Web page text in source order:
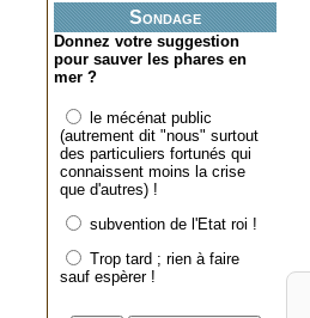
Sondage
Donnez votre suggestion
pour sauver les phares en
mer ?
le mécénat public
(autrement dit "nous" surtout
des particuliers fortunés qui
connaissent moins la crise
que d'autres) !
subvention de l'Etat roi !
Trop tard ; rien à faire
sauf espèrer !